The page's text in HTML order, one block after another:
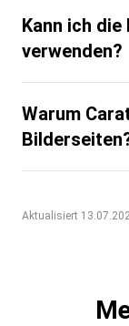
Kann ich
verwenden?
Warum
Aktualisiert